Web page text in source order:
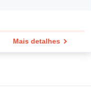
Mais detalhes